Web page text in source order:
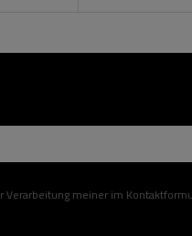
enthaltenen personenbezogenen Daten gemäß der